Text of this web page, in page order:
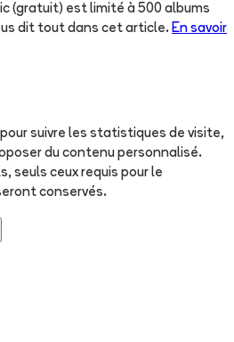
(gratuit) est limité à 500 albums
dit tout dans cet article. En savoir
suivre les statistiques de visite,
du contenu personnalisé.
seuls ceux requis pour le
conservés.